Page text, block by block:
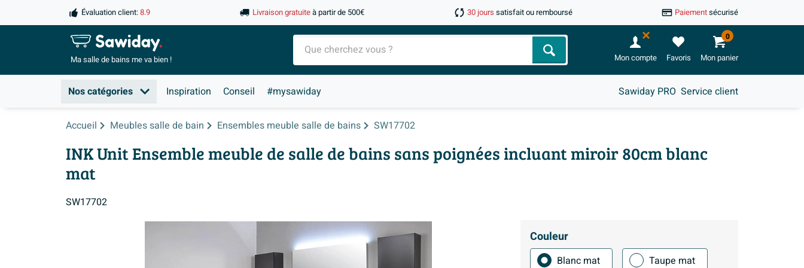
Évaluation client:8.9 Livraison gratuiteà partir de 500€ 30 jours satisfait ou remboursé Paiementsécurisé
Ma salle debains me va bien ! Chercher Mon compte Favoris Mon panier
0
Nos catégories Inspiration Conseil #mysawiday Sawiday PRO Service client
Accueil Meubles salle de bain Ensembles meuble salle de bains SW17702
INK Unit Ensemble meuble de salle de bains sans poignées incluant miroir 80cm blanc
mat
SW17702
Couleur
Blanc mat Taupe mat